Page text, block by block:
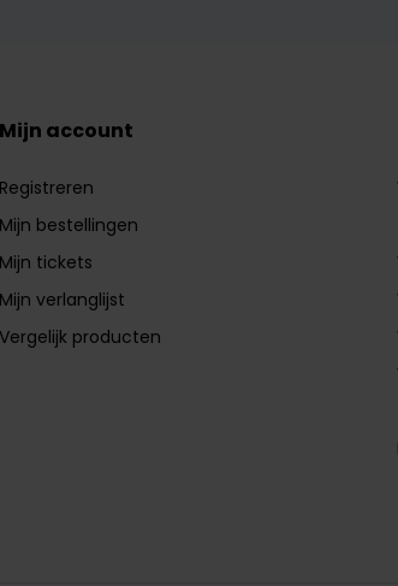
Mijn account
Registreren
Mijn bestellingen
Mijn tickets
Mijn verlanglijst
Vergelijk producten